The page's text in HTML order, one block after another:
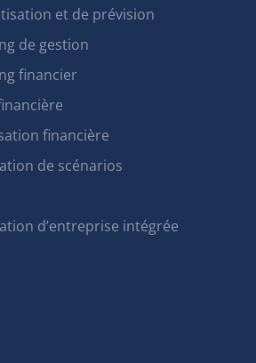
et de prévision
de gestion
financier
financière
de scénarios
d’entreprise intégrée